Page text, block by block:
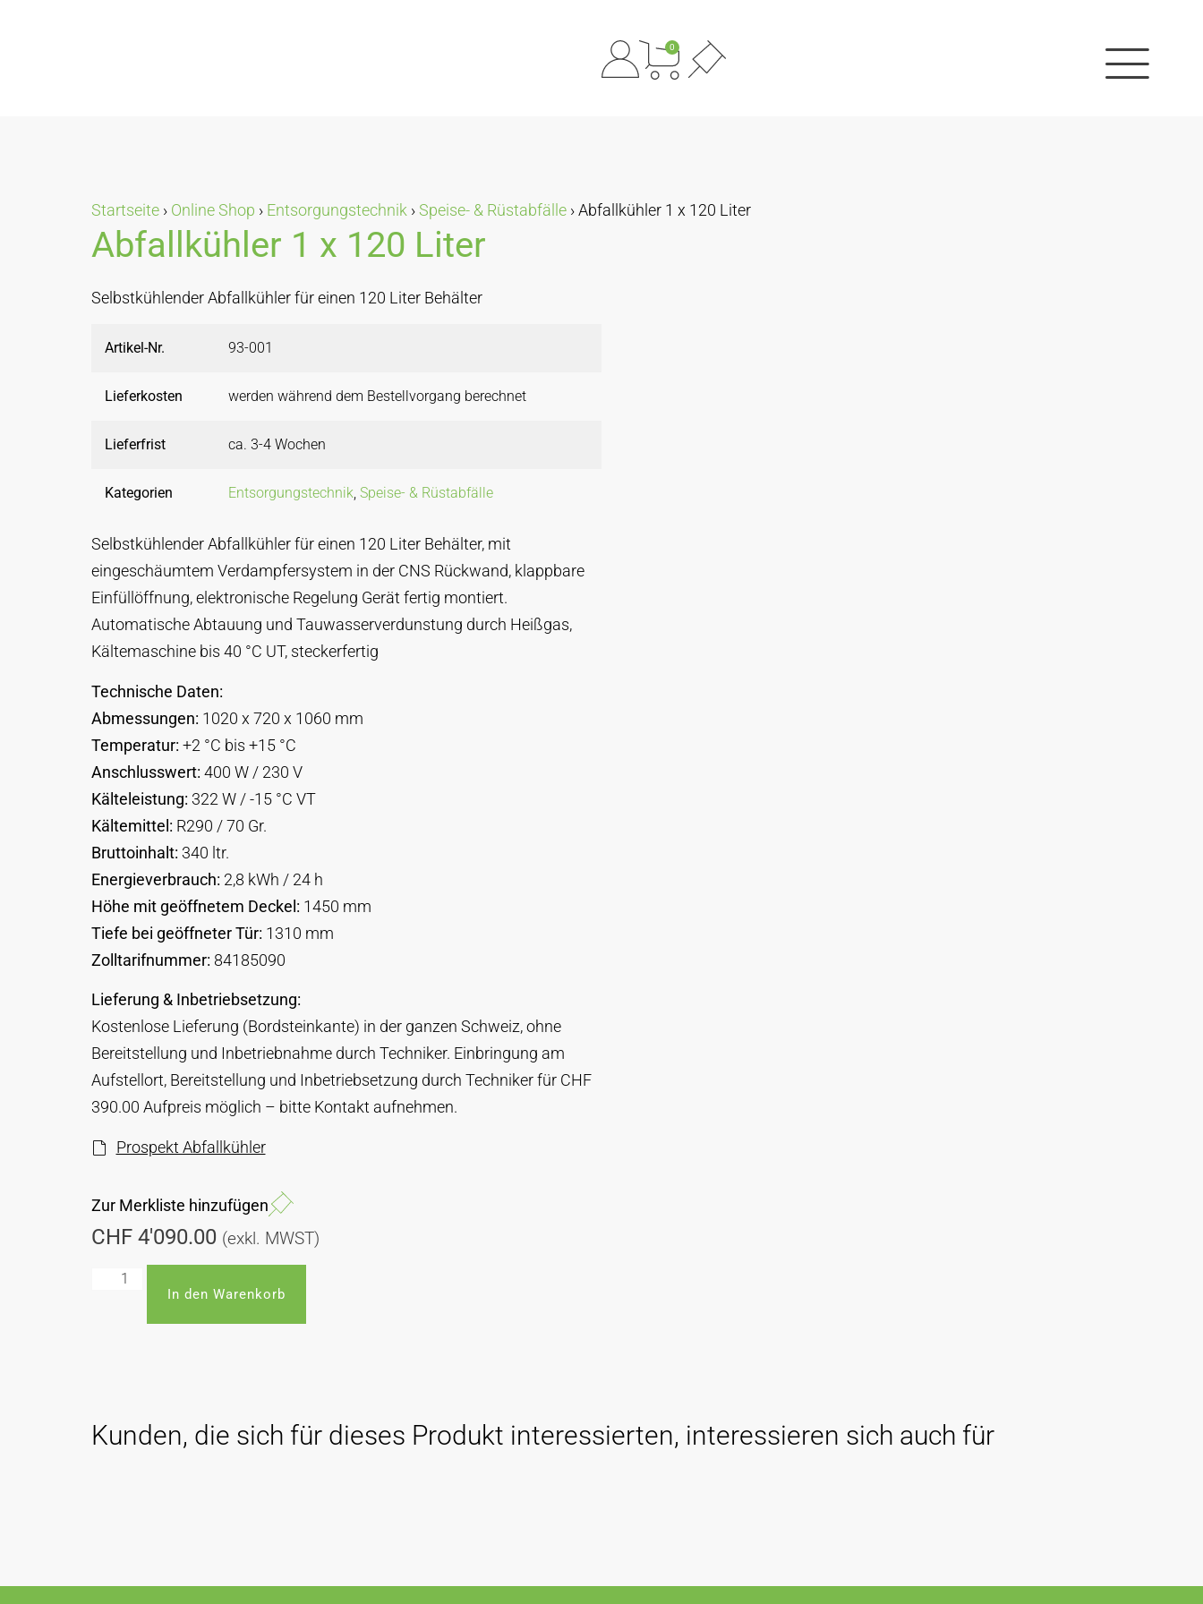
0
Startseite › Online Shop › Entsorgungstechnik ›Speise- & Rüstabfälle ›Abfallkühler 1 x 120 Liter
Abfallkühler 1 x 120 Liter
Selbstkühlender Abfallkühler für einen 120 Liter Behälter
Artikel-Nr. 93-001
Lieferkosten werden während dem Bestellvorgang berechnet
Lieferfrist ca. 3-4 Wochen
Kategorien Entsorgungstechnik, Speise- & Rüstabfälle
Selbstkühlender Abfallkühler für einen 120 Liter Behälter, mit
eingeschäumtem Verdampfersystem in der CNS Rückwand, klappbare
Einfüllöffnung, elektronische Regelung Gerät fertig montiert.
Automatische Abtauung und Tauwasserverdunstung durch Heißgas,
Kältemaschine bis 40 °C UT, steckerfertig
Technische Daten:
Abmessungen: 1020 x 720 x 1060 mm
Temperatur: +2 °C bis +15 °C
Anschlusswert: 400 W / 230 V
Kälteleistung: 322 W / -15 °C VT
Kältemittel: R290 / 70 Gr.
Bruttoinhalt: 340 ltr.
Energieverbrauch: 2,8 kWh / 24 h
Höhe mit geöffnetem Deckel: 1450 mm
Tiefe bei geöffneter Tür: 1310 mm
Zolltarifnummer: 84185090
Lieferung & Inbetriebsetzung:
Kostenlose Lieferung (Bordsteinkante) in der ganzen Schweiz, ohne
Bereitstellung und Inbetriebnahme durch Techniker. Einbringung am
Aufstellort, Bereitstellung und Inbetriebsetzung durch Techniker für CHF
390.00 Aufpreis möglich – bitte Kontakt aufnehmen.
Prospekt Abfallkühler
Zur Merkliste hinzufügen
CHF 4'090.00 (exkl. MWST)
In den Warenkorb
Kunden, die sich für dieses Produkt interessierten, interessieren sich auch für